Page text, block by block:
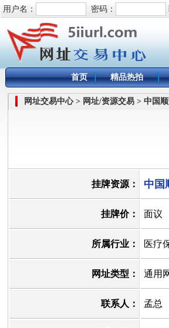
用户名： 密码：
首页 精品热拍
网址交易中心 > 网址/资源交易 > 中国
挂牌资源： 中国
挂牌价： 面议
所属行业： 医疗
网址类型： 通用
联系人： 孟总